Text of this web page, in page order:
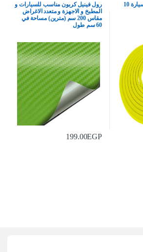
شريط حامى حواف باب السيارة 10
رول فينيل كربون مناسب للسيارات و
المطبخ و الاجهزة و متعدد الاغراض
مقاس 200 سم (مترين) مساحة في
60 سم طول
199.00EGP